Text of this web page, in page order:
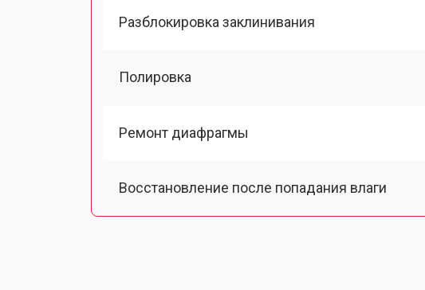
Разблокировка заклинивания
Полировка
Ремонт диафрагмы
Восстановление после попадания влаги